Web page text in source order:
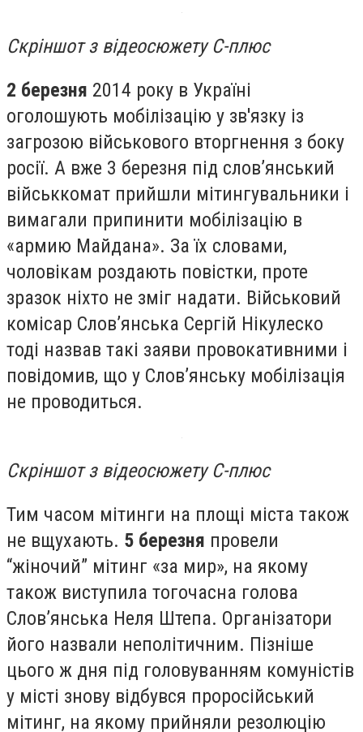
Скріншот з відеосюжету С-плюс
2 березня 2014 року в Україні
оголошують мобілізацію у зв'язку із
загрозою військового вторгнення з боку
росії. А вже 3 березня під слов’янський
військкомат прийшли мітингувальники і
вимагали припинити мобілізацію в
«армию Майдана». За їх словами,
чоловікам роздають повістки, проте
зразок ніхто не зміг надати. Військовий
комісар Слов’янська Сергій Нікулеско
тоді назвав такі заяви провокативними і
повідомив, що у Слов’янську мобілізація
не проводиться.
Скріншот з відеосюжету С-плюс
Тим часом мітинги на площі міста також
не вщухають. 5 березня провели
“жіночий” мітинг «за мир», на якому
також виступила тогочасна голова
Слов’янська Неля Штепа. Організатори
його назвали неполітичним. Пізніше
цього ж дня під головуванням комуністів
у місті знову відбувся проросійський
мітинг, на якому прийняли резолюцію